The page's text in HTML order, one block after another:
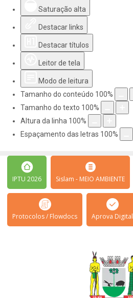
Saturação alta
Destacar links
Destacar títulos
Leitor de tela
Modo de leitura
Tamanho do conteúdo 100%
Tamanho do texto 100%
Altura da linha 100%
Espaçamento das letras 100%
IPTU 2026 Sislam - MEIO AMBIENTE
Protocolos / Flowdocs Aprova Digital